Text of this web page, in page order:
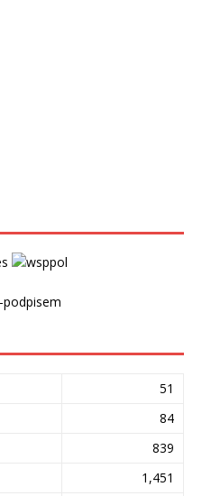
51
84
839
1,451